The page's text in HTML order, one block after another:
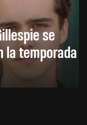
se
la temporada